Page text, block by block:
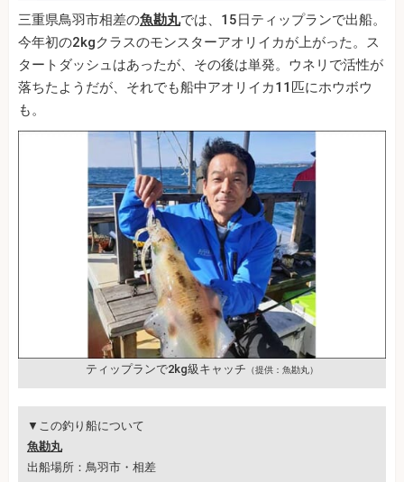
三重県鳥羽市相差の魚勘丸では、15日ティップランで出船。
今年初の2kgクラスのモンスターアオリイカが上がった。ス
タートダッシュはあったが、その後は単発。ウネリで活性が
落ちたようだが、それでも船中アオリイカ11匹にホウボウ
も。
ティップランで2kg級キャッチ （提供：魚勘丸）
▼この釣り船について
魚勘丸
出船場所：鳥羽市・相差